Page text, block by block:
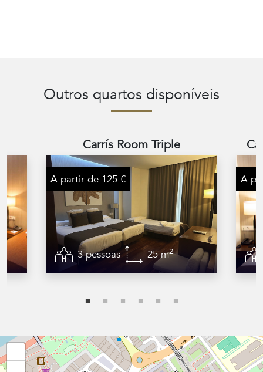
Outros quartos disponíveis
Carrís Room Triple
A partir de 125 €
3 pessoas 25 m2
A